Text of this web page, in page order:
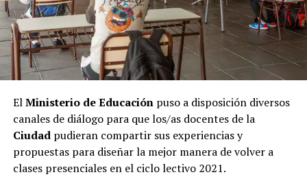
ElMinisterio de Educaciónpuso a disposición diversos
canales de diálogo para que los/as docentes de la
Ciudadpudieran compartir sus experiencias y
propuestas para diseñar la mejor manera de volver a
clases presenciales en el ciclo lectivo 2021.